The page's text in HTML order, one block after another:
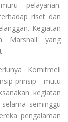
pelayanan.
riset dan
Kegiatan
Marshall yang
Komitmell
prinsip mutu
kegiatan
seminggu
pengalaman